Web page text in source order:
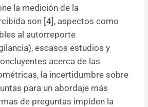
la medición de la
son [4], aspectos como
al autorreporte
escasos estudios y
acerca de las
la incertidumbre sobre
para un abordaje más
de preguntas impiden la